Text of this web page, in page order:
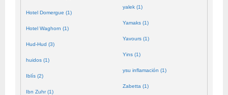
Hotel Domergue (1)
Hotel Waghorn (1)
Hud-Hud (3)
huidos (1)
Iblís (2)
Ibn Zuhr (1)
yalek (1)
Yamaks (1)
Yavours (1)
Yins (1)
ysu inflamación (1)
Zabetta (1)